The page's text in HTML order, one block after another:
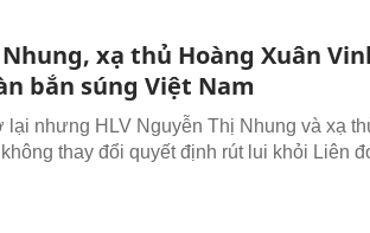
xạ thủ Hoàng Xuân
bắn súng Việt Nam
lại nhưng HLV Nguyễn Thị Nhung và xạ
thay đổi quyết định rút lui khỏi Liên